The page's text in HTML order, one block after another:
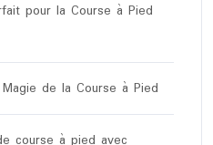
pour la Course à Pied
de la Course à Pied
course à pied avec